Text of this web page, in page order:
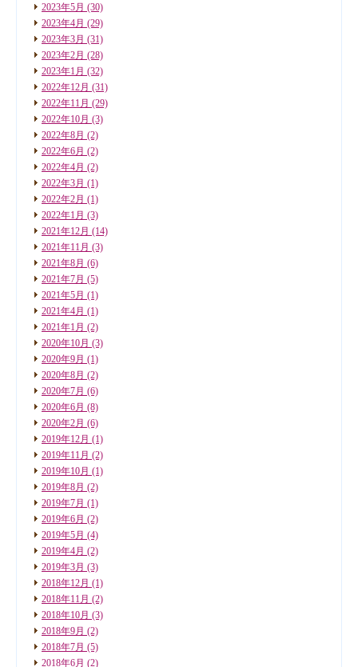
2023年5月 (30)
2023年4月 (29)
2023年3月 (31)
2023年2月 (28)
2023年1月 (32)
2022年12月 (31)
2022年11月 (29)
2022年10月 (3)
2022年8月 (2)
2022年6月 (2)
2022年4月 (2)
2022年3月 (1)
2022年2月 (1)
2022年1月 (3)
2021年12月 (14)
2021年11月 (3)
2021年8月 (6)
2021年7月 (5)
2021年5月 (1)
2021年4月 (1)
2021年1月 (2)
2020年10月 (3)
2020年9月 (1)
2020年8月 (2)
2020年7月 (6)
2020年6月 (8)
2020年2月 (6)
2019年12月 (1)
2019年11月 (2)
2019年10月 (1)
2019年8月 (2)
2019年7月 (1)
2019年6月 (2)
2019年5月 (4)
2019年4月 (2)
2019年3月 (3)
2018年12月 (1)
2018年11月 (2)
2018年10月 (3)
2018年9月 (2)
2018年7月 (5)
2018年6月 (2)